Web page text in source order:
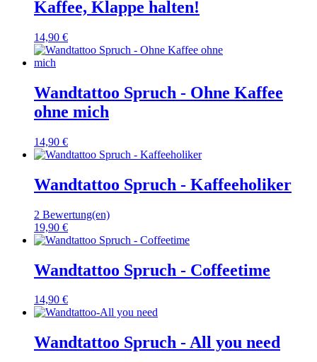
Kaffee, Klappe halten!
14,90 €
Wandtattoo Spruch - Ohne Kaffee
ohne mich
14,90 €
Wandtattoo Spruch - Kaffeeholiker
2 Bewertung(en)
19,90 €
Wandtattoo Spruch - Coffeetime
14,90 €
Wandtattoo Spruch - All you need